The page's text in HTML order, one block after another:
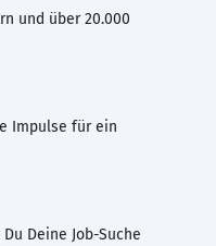
und über 20.000
Impulse für ein
Deine Job-Suche